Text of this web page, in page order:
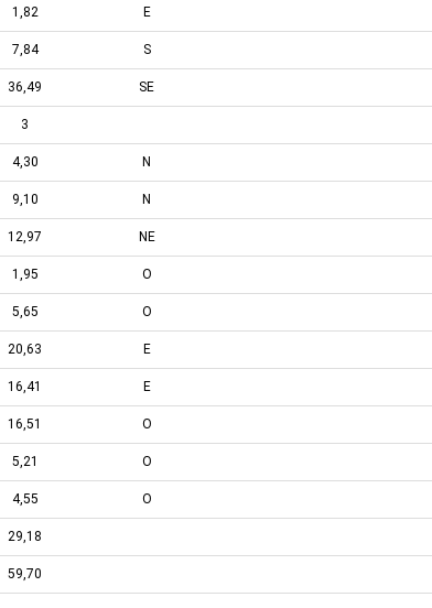
1,82 E
7,84 S
36,49 SE
3
4,30 N
9,10 N
12,97 NE
1,95 O
5,65 O
20,63 E
16,41 E
16,51 O
5,21 O
4,55 O
29,18
59,70